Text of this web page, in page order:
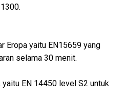
Eropa yaitu EN15659 yang
selama 30 menit.
EN 14450 level S2 untuk